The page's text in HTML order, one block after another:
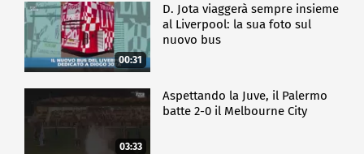
00:31
D. Jota viaggerà sempre insieme
al Liverpool: la sua foto sul
nuovo bus
03:33
Aspettando la Juve, il Palermo
batte 2-0 il Melbourne City